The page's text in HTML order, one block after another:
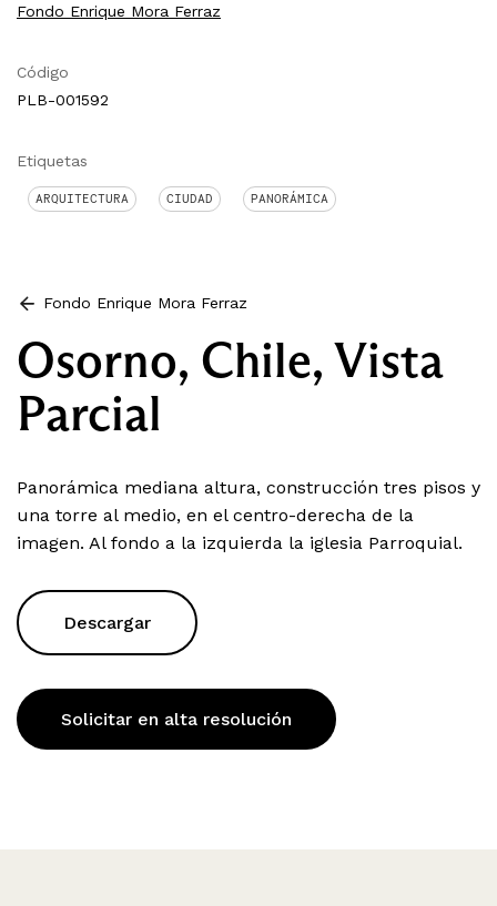
Fondo Enrique Mora Ferraz
Código
PLB-001592
Etiquetas
ARQUITECTURA CIUDAD PANORÁMICA
Fondo Enrique Mora Ferraz
Osorno, Chile, Vista
Parcial
Panorámica mediana altura, construcción tres pisos y
una torre al medio, en el centro-derecha de la
imagen. Al fondo a la izquierda la iglesia Parroquial.
Descargar
Solicitar en alta resolución